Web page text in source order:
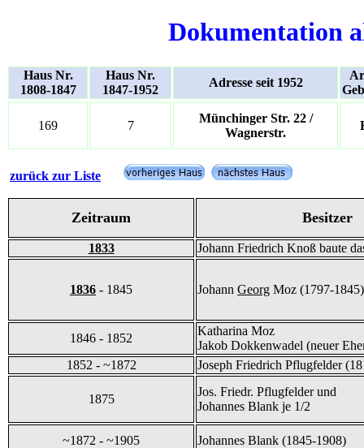
Dokumentation
Haus Nr.
1808-1847
Haus Nr.
1847-1952
Adresse seit 1952
169 7
Münchinger Str. 22 /
Wagnerstr.
zurück zur Liste
Zeitraum Besitzer
1833 Johann Friedrich Knoß baute
1836 - 1845 Johann Georg Moz (1797-1845)
1846 - 1852
Katharina Moz
Jakob Dokkenwadel (neuer
1852 - ~1872
Joseph Friedrich Pflugfelder
1875
Jos. Friedr. Pflugfelder und
Johannes Blank je 1/2
~1872 - ~1905
Johannes Blank (1845-1908)